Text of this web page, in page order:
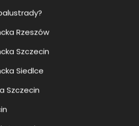
Rzeszów
Szczecin
Siedlce
Szczecin